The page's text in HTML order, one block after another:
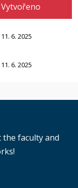
Vytvořeno
11. 6. 2025
11. 6. 2025
faculty and